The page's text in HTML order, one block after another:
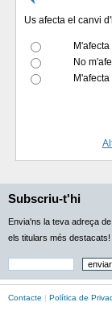
Us afecta el canvi
M'afecta
No
M'afecta
Subscriu-t'hi
Envia'ns la teva adreça
els titulars més destacats!
Contacte | Política de